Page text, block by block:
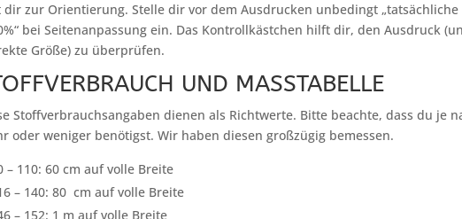
zur Orientierung. Stelle dir vor dem Ausdrucken unbedingt „tatsächliche
bei Seitenanpassung ein. Das Kontrollkästchen hilft dir, den Ausdruck
Größe) zu überprüfen.
UND MASSTABELLE
Stoffverbrauchsangaben dienen als Richtwerte. Bitte beachte, dass du je
oder weniger benötigst. Wir haben diesen großzügig bemessen.
– 110: 60 cm auf volle Breite
– 140: 80 cm auf volle Breite
– 152: 1 m auf volle Breite